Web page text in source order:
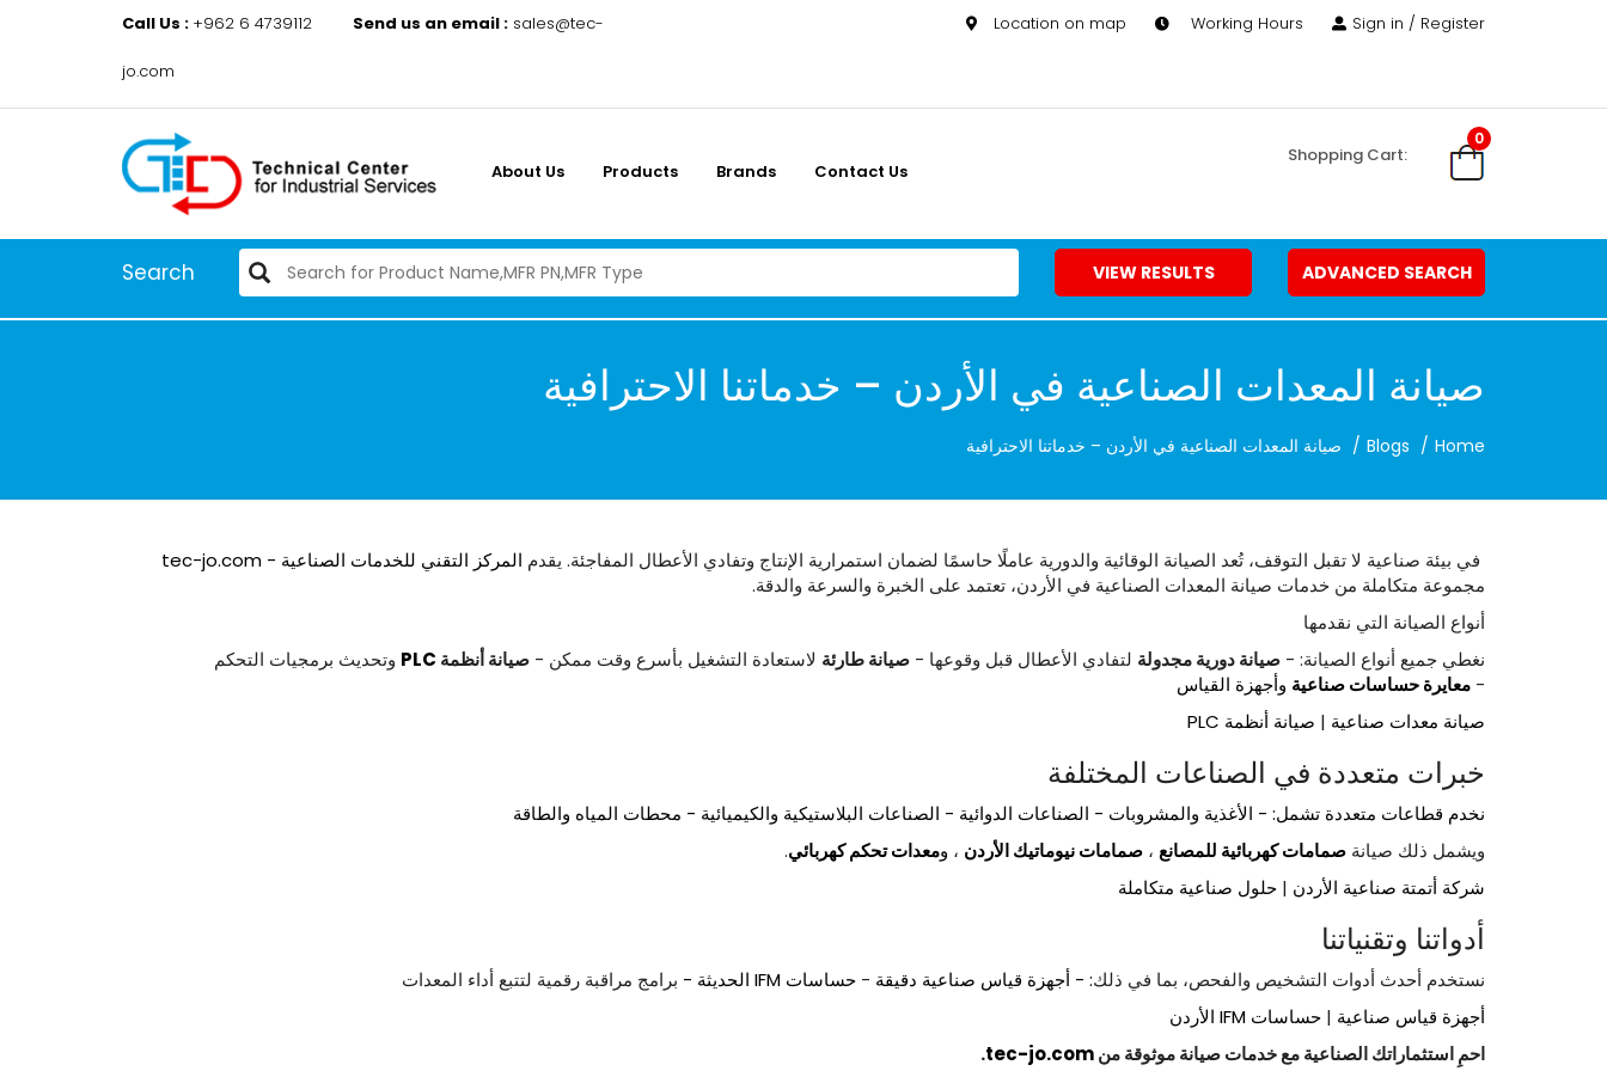
Call Us : +962 6 4739112 Send us an email : sales@tec-
jo.com
Location on map Working Hours Sign in / Register
About Us Products Brands Contact Us
0
Shopping Cart:
Search VIEW RESULTS ADVANCED SEARCH
صيانة المعدات الصناعية في الأردن – خدماتنا الاحترافية
Home
Blogs صيانة المعدات الصناعية في الأردن – خدماتنا الاحترافية
في بيئة صناعية لا تقبل التوقف، تُعد الصيانة الوقائية والدورية عاملًا حاسمًا لضمان استمرارية الإنتاج وتفادي الأعطال المفاجئة. يقدم المركز التقني للخدمات الصناعية - tec-jo.com
مجموعة متكاملة من خدمات صيانة المعدات الصناعية في الأردن، تعتمد على الخبرة والسرعة والدقة.
أنواع الصيانة التي نقدمها
نغطي جميع أنواع الصيانة: - صيانةدوريةمجدولة لتفادي الأعطال قبل وقوعها - صيانةطارئة لاستعادة التشغيل بأسرع وقت ممكن - صيانةأنظمة PLC وتحديث برمجيات التحكم
- معايرةحساساتصناعية وأجهزة القياس
صيانة معدات صناعية | صيانة أنظمة PLC
خبرات متعددة في الصناعات المختلفة
نخدم قطاعات متعددة تشمل: - الأغذية والمشروبات - الصناعات الدوائية - الصناعات البلاستيكية والكيميائية - محطات المياه والطاقة
ويشمل ذلك صيانة صماماتكهربائية للمصانع ، صماماتنيوماتيكالأردن ، ومعداتتحكمكهربائي.
شركة أتمتة صناعية الأردن | حلول صناعية متكاملة
أدواتنا وتقنياتنا
نستخدم أحدث أدوات التشخيص والفحص، بما في ذلك: - أجهزة قياس صناعية دقيقة - حساسات IFM الحديثة -
برامج مراقبة رقمية لتتبع أداء المعدات
أجهزة قياس صناعية | حساسات IFM الأردن
احمِاستثماراتكالصناعيةمعخدماتصيانةموثوقةمنtec-jo.com
.